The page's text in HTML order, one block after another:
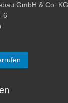
GmbH & Co. KG
6